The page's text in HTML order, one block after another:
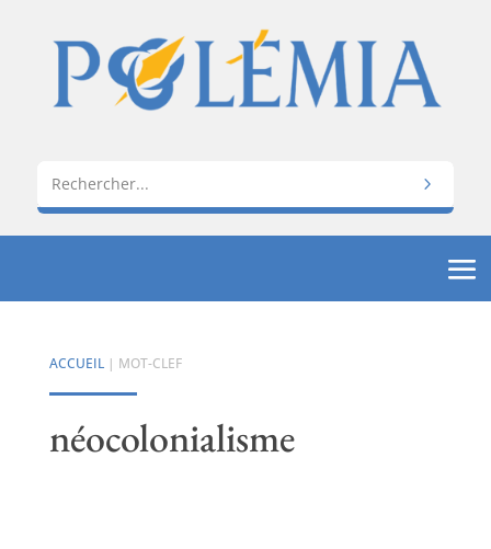
ACCUEIL| MOT-CLEF
néocolonialisme